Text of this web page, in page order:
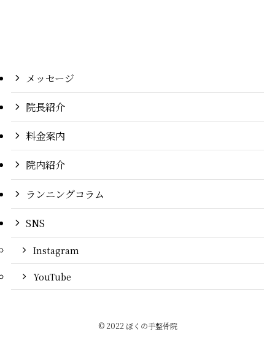
メッセージ
院長紹介
料金案内
院内紹介
ランニングコラム
SNS
Instagram
YouTube
©2022 ぼくの手整骨院